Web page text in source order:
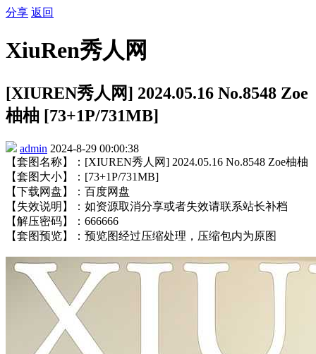
分享 返回
XiuRen秀人网
[XIUREN秀人网] 2024.05.16 No.8548 Zoe
柚柚 [73+1P/731MB]
admin 2024-8-29 00:00:38
【套图名称】：[XIUREN秀人网] 2024.05.16 No.8548 Zoe柚柚
【套图大小】：[73+1P/731MB]
【下载网盘】：百度网盘
【失效说明】：如资源取消分享或者失效请联系站长补档
【解压密码】：666666
【套图预览】：预览图经过压缩处理，压缩包内为原图